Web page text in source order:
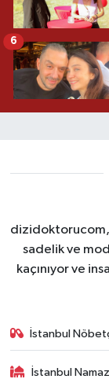
6
dizidoktorucom,
sadelik ve
kaçınıyor ve
İstanbul
İstanbul